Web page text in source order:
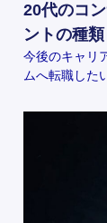
20代のコ
ントの種
今後のキャリ
ムへ転職した